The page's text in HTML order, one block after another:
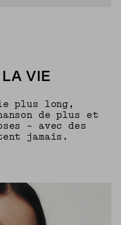
LA VIE
plus long,
de plus et
– avec des
jamais.